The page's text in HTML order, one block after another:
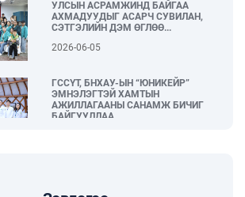
УЛСЫН АСРАМЖИНД БАЙГАА
АХМАДУУДЫГ АСАРЧ СУВИЛАН,
СЭТГЭЛИЙН ДЭМ ӨГЛӨӨ...
2026-06-05
ГССҮТ, БНХАУ-ЫН “ЮНИКЕЙР”
ЭМНЭЛЭГТЭЙ ХАМТЫН
АЖИЛЛАГААНЫ САНАМЖ БИЧИГ
БАЙГУУЛЛАА...
зохион байгуулагдлаа...